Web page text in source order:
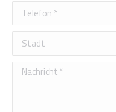
Telefon *
Stadt
Nachricht *